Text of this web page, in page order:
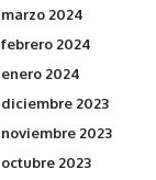
marzo 2024
febrero 2024
enero 2024
diciembre 2023
noviembre 2023
octubre 2023